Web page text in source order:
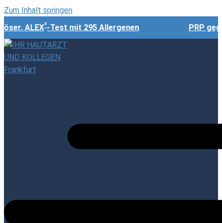
Zum Inhalt springen
ALEX² -Test mit 295 Allergenen PRP